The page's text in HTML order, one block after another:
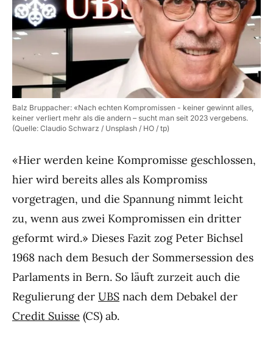
Balz Bruppacher: «Nach echten Kompromissen - keiner gewinnt alles,
keiner verliert mehr als die andern – sucht man seit 2023 vergebens.
(Quelle: Claudio Schwarz / Unsplash / HO / tp)
«Hier werden keine Kompromisse geschlossen,
hier wird bereits alles als Kompromiss
vorgetragen, und die Spannung nimmt leicht
zu, wenn aus zwei Kompromissen ein dritter
geformt wird.» Dieses Fazit zog Peter Bichsel
1968 nach dem Besuch der Sommersession des
Parlaments in Bern. So läuft zurzeit auch die
Regulierung der UBS nach dem Debakel der
Credit Suisse (CS) ab.